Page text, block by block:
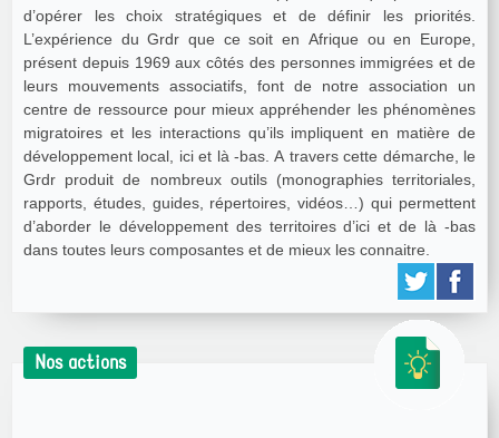
d’opérer les choix stratégiques et de définir les priorités.
L’expérience du Grdr que ce soit en Afrique ou en Europe,
présent depuis 1969 aux côtés des personnes immigrées et de
leurs mouvements associatifs, font de notre association un
centre de ressource pour mieux appréhender les phénomènes
migratoires et les interactions qu’ils impliquent en matière de
développement local, ici et là -bas. A travers cette démarche, le
Grdr produit de nombreux outils (monographies territoriales,
rapports, études, guides, répertoires, vidéos…) qui permettent
d’aborder le développement des territoires d’ici et de là -bas
dans toutes leurs composantes et de mieux les connaitre.
Nos actions